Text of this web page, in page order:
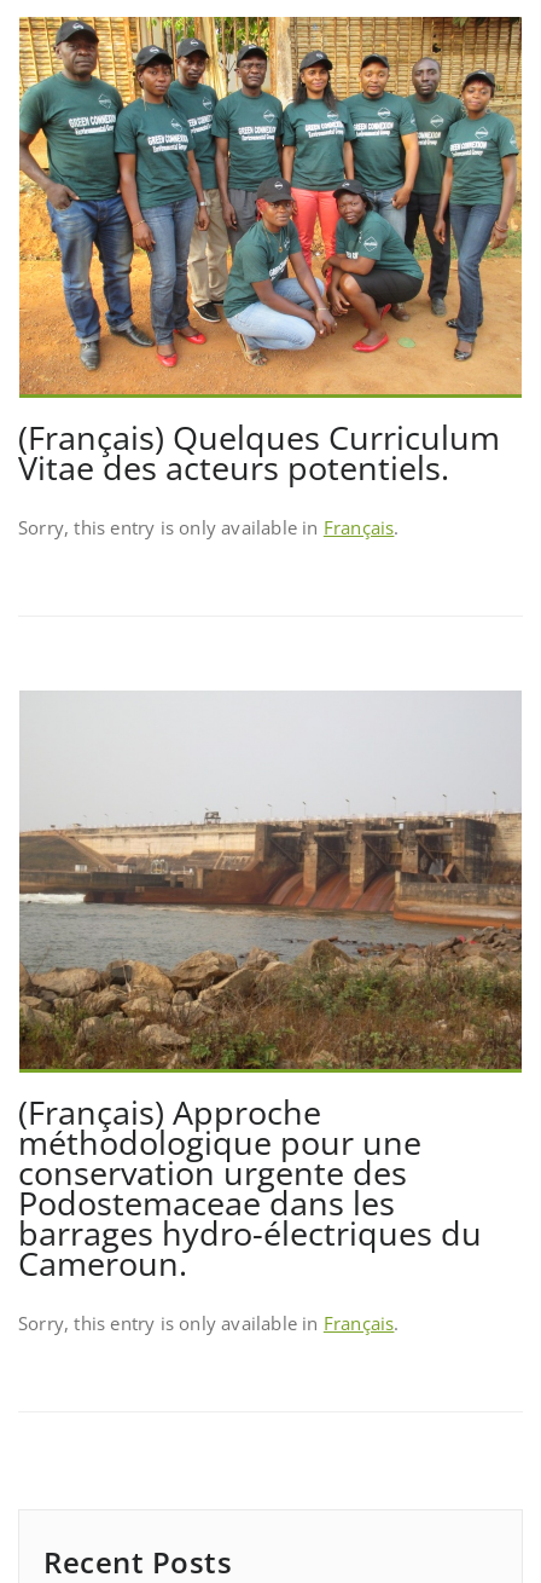
(Français) Quelques Curriculum
Vitae des acteurs potentiels.
Sorry, this entry is only available in Français.
(Français) Approche
méthodologique pour une
conservation urgente des
Podostemaceae dans les
barrages hydro-électriques du
Cameroun.
Sorry, this entry is only available in Français.
Recent Posts